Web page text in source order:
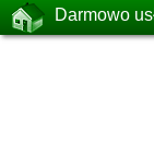
Darmowo